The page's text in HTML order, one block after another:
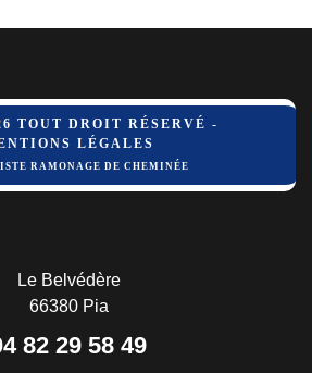
TOUT DROIT RÉSERVÉ -
LÉGALES
RAMONAGE DE CHEMINÉE
Le Belvédère
66380 Pia
82 29 58 49